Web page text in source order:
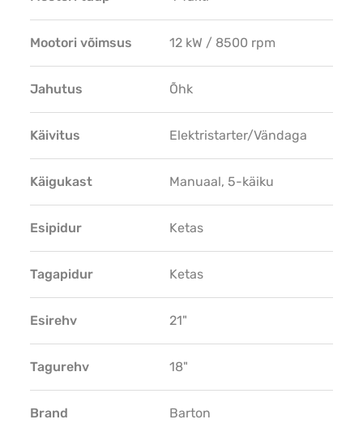
Mootori võimsus 12 kW / 8500 rpm
Jahutus Õhk
Käivitus Elektristarter/Vändaga
Käigukast Manuaal, 5-käiku
Esipidur Ketas
Tagapidur Ketas
Esirehv 21"
Tagurehv 18"
Brand Barton